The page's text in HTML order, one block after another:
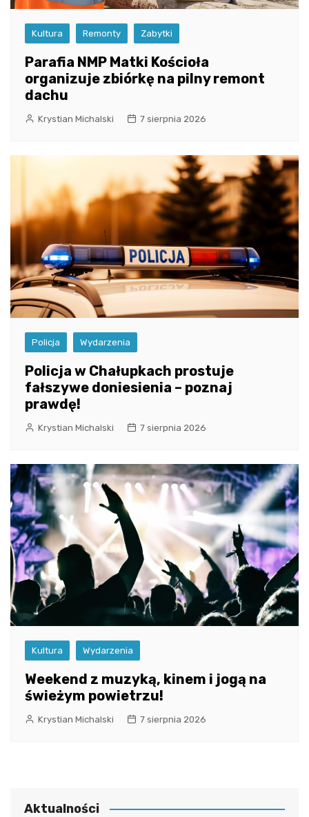
Kultura Remonty Zabytki
Parafia NMP Matki Kościoła
organizuje zbiórkę na pilny remont
dachu
Krystian Michalski 7 sierpnia 2026
Policja Wydarzenia
Policja w Chałupkach prostuje
fałszywe doniesienia – poznaj
prawdę!
Krystian Michalski 7 sierpnia 2026
Kultura Wydarzenia
Weekend z muzyką, kinem i jogą na
świeżym powietrzu!
Krystian Michalski 7 sierpnia 2026
Aktualności